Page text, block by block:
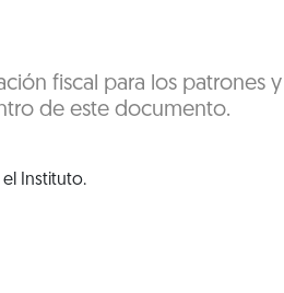
fiscal para los patrones y
de este documento.
Instituto.